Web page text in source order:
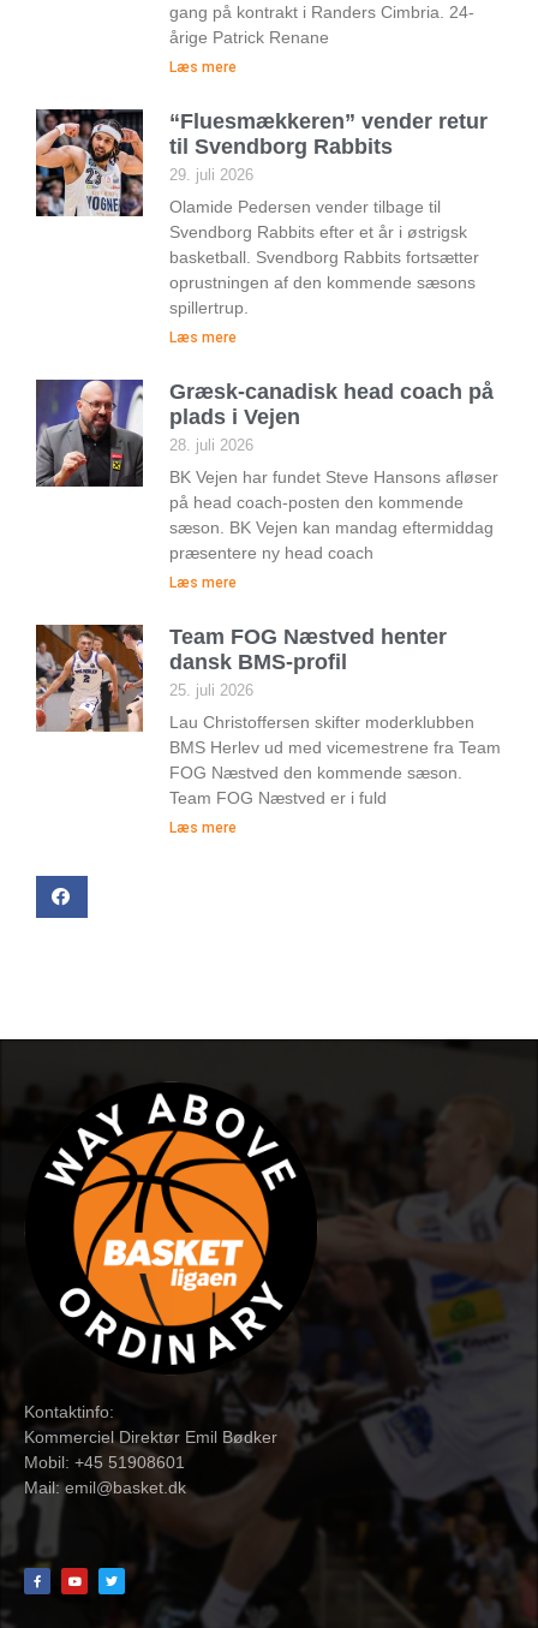
gang på kontrakt i Randers Cimbria. 24-
årige Patrick Renane
Læs mere
“Fluesmækkeren” vender retur
til Svendborg Rabbits
29. juli 2026
Olamide Pedersen vender tilbage til
Svendborg Rabbits efter et år i østrigsk
basketball. Svendborg Rabbits fortsætter
oprustningen af den kommende sæsons
spillertrup.
Læs mere
Græsk-canadisk head coach på
plads i Vejen
28. juli 2026
BK Vejen har fundet Steve Hansons afløser
på head coach-posten den kommende
sæson. BK Vejen kan mandag eftermiddag
præsentere ny head coach
Læs mere
Team FOG Næstved henter
dansk BMS-profil
25. juli 2026
Lau Christoffersen skifter moderklubben
BMS Herlev ud med vicemestrene fra Team
FOG Næstved den kommende sæson.
Team FOG Næstved er i fuld
Læs mere
Kontaktinfo:
Kommerciel Direktør Emil Bødker
Mobil: +45 51908601
Mail:emil@basket.dk